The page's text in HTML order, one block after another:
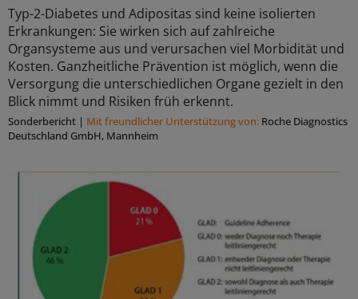
Typ-2-Diabetes und Adipositas sind keine isolierten
Erkrankungen: Sie wirken sich auf zahlreiche
Organsysteme aus und verursachen viel Morbidität und
Kosten. Ganzheitliche Prävention ist möglich, wenn die
Versorgung die unterschiedlichen Organe gezielt in den
Blick nimmt und Risiken früh erkennt.
Sonderbericht | Mit freundlicher Unterstützung von: Roche Diagnostics
Deutschland GmbH, Mannheim